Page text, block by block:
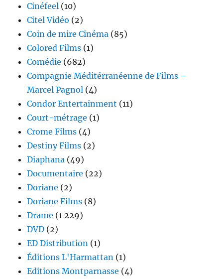
Cinéfeel (10)
Citel Vidéo (2)
Coin de mire Cinéma (85)
Colored Films (1)
Comédie (682)
Compagnie Méditérranéenne de Films –
Marcel Pagnol (4)
Condor Entertainment (11)
Court-métrage (1)
Crome Films (4)
Destiny Films (2)
Diaphana (49)
Documentaire (22)
Doriane (2)
Doriane Films (8)
Drame (1 229)
DVD (2)
ED Distribution (1)
Éditions L'Harmattan (1)
Editions Montparnasse (4)